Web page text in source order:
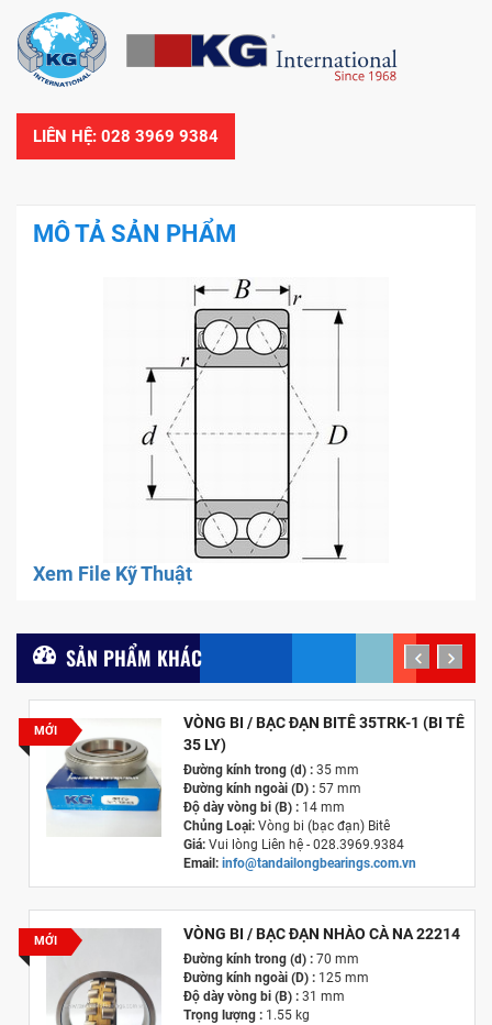
LIÊN HỆ: 028 3969 9384
MÔ TẢ SẢN PHẨM
Xem File Kỹ Thuật
SẢN PHẨM KHÁC
MỚI
VÒNG BI / BẠC ĐẠN BITÊ 35TRK-1 (BI TÊ
35 LY)
Đường kính trong (d) :35 mm
Đường kính ngoài (D) :57 mm
Độ dày vòng bi (B) :14 mm
Chủng Loại: Vòng bi (bạc đạn) Bitê
Giá:Vui lòng Liên hệ - 028.3969.9384
Email: info@tandailongbearings.com.vn
MỚI VÒNG BI / BẠC ĐẠN NHÀO CÀ NA 22214
Đường kính trong (d) :70 mm
Đường kính ngoài (D) :125 mm
Độ dày vòng bi (B) :31 mm
Trọng lượng : 1.55 kg
prev next